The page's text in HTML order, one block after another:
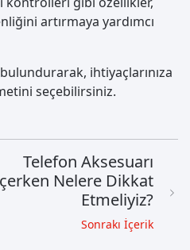
artırmaya yardımcı
ihtiyaçlarınıza
seçebilirsiniz.
Telefon Aksesuarı
Nelere Dikkat
Etmeliyiz?
Sonrakı İçerik